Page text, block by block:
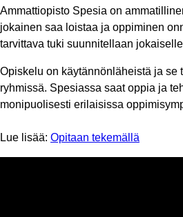
Ammattiopisto Spesia on
jokainen saa loistaa ja oppiminen
tarvittava tuki suunnitellaan
Opiskelu on käytännönläheistä ja se
ryhmissä. Spesiassa saat oppia ja
monipuolisesti erilaisissa
Lue lisää: Opitaan tekemällä